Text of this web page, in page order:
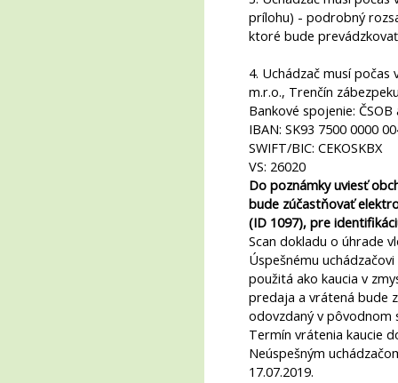
prílohu) - podrobný
ktoré bude
4. Uchádzač musí
m.r.o., Trenčín
Bankové spojenie:
IBAN: SK93 7500 0000
SWIFT/BIC: CEKOSKBX
VS: 26020
Do poznámky uviesť
bude zúčastňovať
(ID 1097), pre
Scan dokladu o úhrade
Úspešnému
použitá ako kaucia v
predaja a vrátená bude
odovzdaný v pôvodnom
Termín vrátenia kaucie
Neúspešným
17.07.2019.